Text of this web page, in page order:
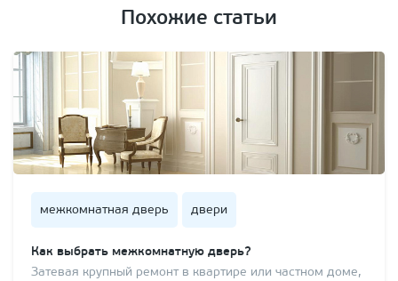
Похожие статьи
межкомнатная дверь двери
Как выбрать межкомнатную дверь?
Затевая крупный ремонт в квартире или частном доме,